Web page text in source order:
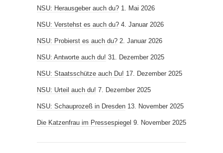
NSU: Herausgeber auch du? 1. Mai 2026
NSU: Verstehst es auch du? 4. Januar 2026
NSU: Probierst es auch du? 2. Januar 2026
NSU: Antworte auch du! 31. Dezember 2025
NSU: Staatsschütze auch Du! 17. Dezember 2025
NSU: Urteil auch du! 7. Dezember 2025
NSU: Schauprozeß in Dresden 13. November 2025
Die Katzenfrau im Pressespiegel 9. November 2025